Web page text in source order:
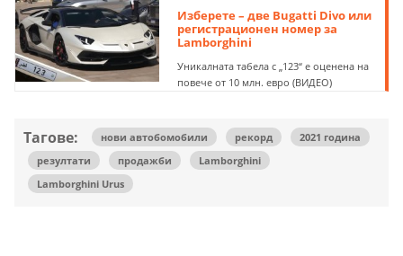
Изберете – две Bugatti Divo или
регистрационен номер за
Lamborghini
Уникалната табела с „123“ е оценена на
повече от 10 млн. евро (ВИДЕО)
Тагове: нови автобомобили рекорд
2021 година
резултати
продажби
Lamborghini
Lamborghini Urus